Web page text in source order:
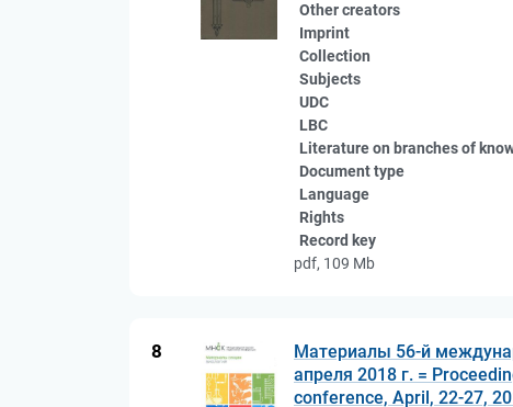
Other creators
Imprint
Collection
Subjects
UDC
LBC
Literature on branches of
Document type
Language
Rights
Record key
pdf, 109 Mb
8
Материалы 56-й
апреля 2018 г. =
conference, April, 22-27,